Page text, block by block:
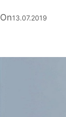
On13.07.2019